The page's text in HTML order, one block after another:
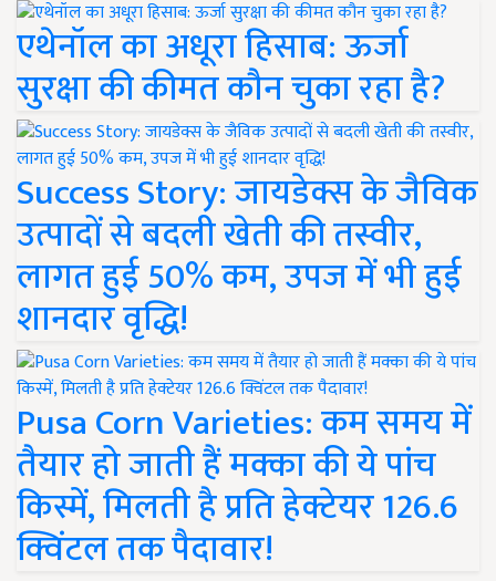
एथेनॉल का अधूरा हिसाब: ऊर्जा
सुरक्षा की कीमत कौन चुका रहा है?
Success Story: जायडेक्स के जैविक
उत्पादों से बदली खेती की तस्वीर,
लागत हुई 50% कम, उपज में भी हुई
शानदार वृद्धि!
Pusa Corn Varieties: कम समय में
तैयार हो जाती हैं मक्का की ये पांच
किस्में, मिलती है प्रति हेक्टेयर 126.6
क्विंटल तक पैदावार!